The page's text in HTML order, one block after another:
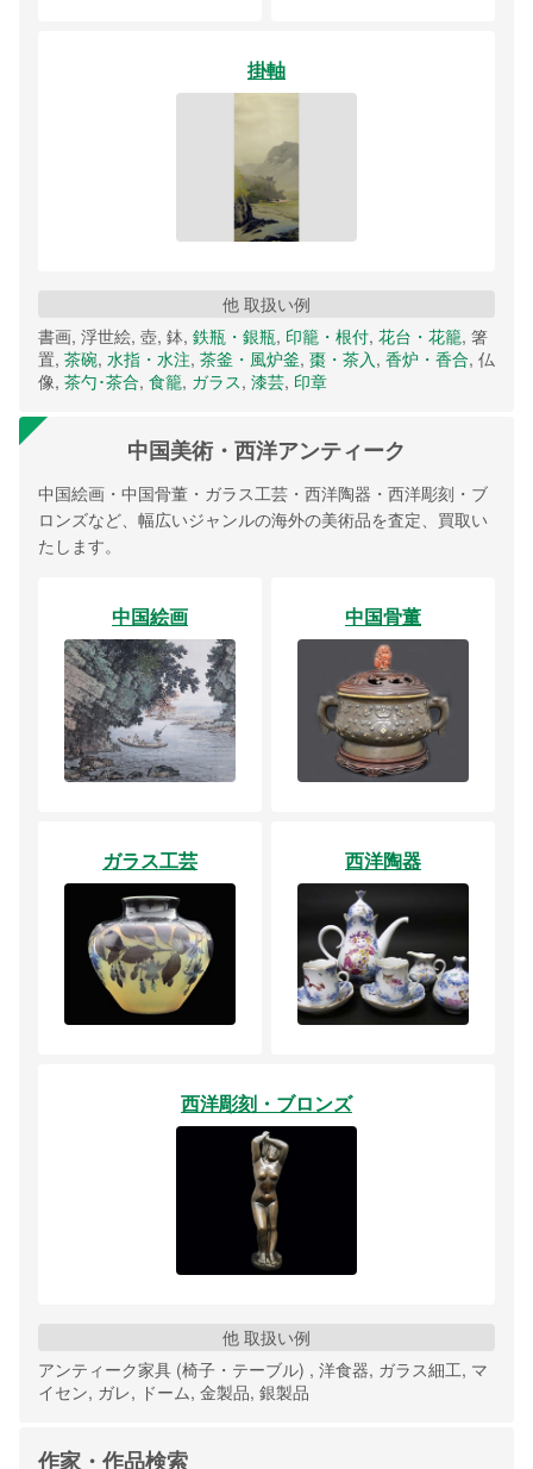
掛軸
他 取扱い例
書画, 浮世絵, 壺, 鉢, 鉄瓶・銀瓶, 印籠・根付, 花台・花籠, 箸
置, 茶碗, 水指・水注, 茶釜・風炉釜, 棗・茶入, 香炉・香合, 仏
像, 茶勺･茶合, 食籠, ガラス, 漆芸, 印章
中国美術・西洋アンティーク
中国絵画・中国骨董・ガラス工芸・西洋陶器・西洋彫刻・ブ
ロンズなど、幅広いジャンルの海外の美術品を査定、買取い
たします。
中国絵画 中国骨董
ガラス工芸 西洋陶器
西洋彫刻・ブロンズ
他 取扱い例
アンティーク家具 (椅子・テーブル) , 洋食器, ガラス細工, マ
イセン, ガレ, ドーム, 金製品, 銀製品
作家・作品検索